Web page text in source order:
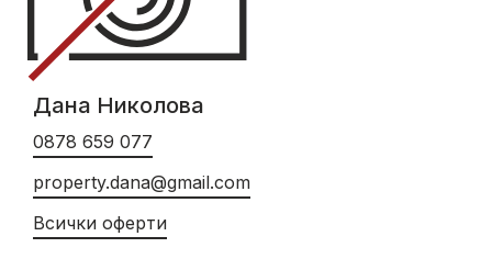
Дана Николова
0878 659 077
property.dana@gmail.com
Всички оферти